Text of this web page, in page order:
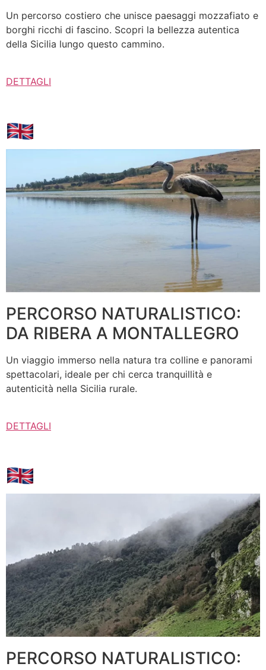
Un percorso costiero che unisce paesaggi mozzafiato e
borghi ricchi di fascino. Scopri la bellezza autentica
della Sicilia lungo questo cammino.
DETTAGLI
PERCORSO NATURALISTICO:
DA RIBERA A MONTALLEGRO
Un viaggio immerso nella natura tra colline e panorami
spettacolari, ideale per chi cerca tranquillità e
autenticità nella Sicilia rurale.
DETTAGLI
PERCORSO NATURALISTICO: